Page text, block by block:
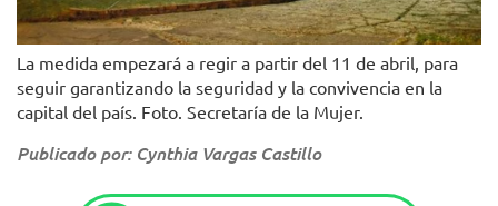
La medida empezará a regir a partir del 11 de abril, para
seguir garantizando la seguridad y la convivencia en la
capital del país. Foto. Secretaría de la Mujer.
Publicado por: Cynthia Vargas Castillo